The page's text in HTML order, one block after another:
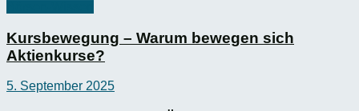
Kursbewegung – Warum bewegen sich
Aktienkurse?
5. September 2025